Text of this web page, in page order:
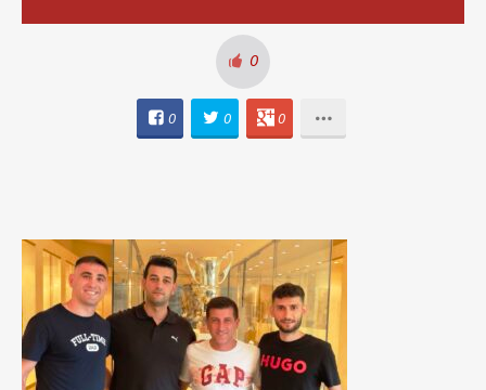
0
0 0 0